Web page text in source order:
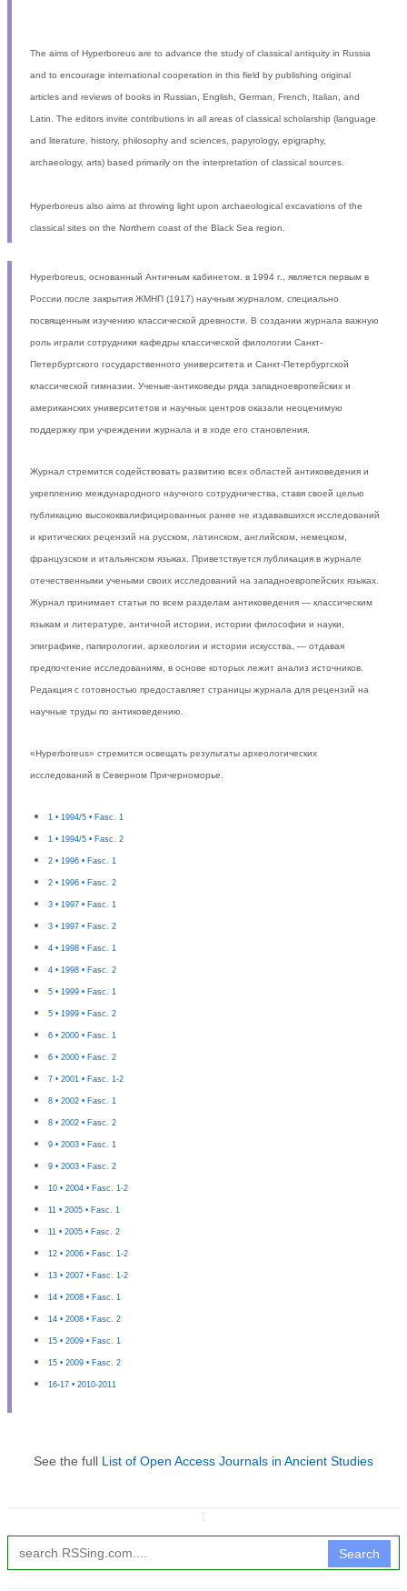
The aims of Hyperboreus are to advance the study of classical antiquity in Russia
and to encourage international cooperation in this field by publishing original
articles and reviews of books in Russian, English, German, French, Italian, and
Latin. The editors invite contributions in all areas of classical scholarship (language
and literature, history, philosophy and sciences, papyrology, epigraphy,
archaeology, arts) based primarily on the interpretation of classical sources.
Hyperboreus also aims at throwing light upon archaeological excavations of the
classical sites on the Northern coast of the Black Sea region.
Hyperboreus, основанный Античным кабинетом. в 1994 г., является первым в
России после закрытия ЖМНП (1917) научным журналом, специально
посвященным изучению классической древности. В создании журнала важную
роль играли сотрудники кафедры классической филологии Санкт-
Петербургского государственного университета и Санкт-Петербургской
классической гимназии. Ученые-антиковеды ряда западноевропейских и
американских университетов и научных центров оказали неоценимую
поддержку при учреждении журнала и в ходе его становления.
Журнал стремится содействовать развитию всех областей антиковедения и
укреплению международного научного сотрудничества, ставя своей целью
публикацию высококвалифицированных ранее не издававшихся исследований
и критических рецензий на русском, латинском, английском, немецком,
французском и итальянском языках. Приветствуется публикация в журнале
отечественными учеными своих исследований на западноевропейских языках.
Журнал принимает статьи по всем разделам антиковедения — классическим
языкам и литературе, античной истории, истории философии и науки,
эпиграфике, папирологии, археологии и истории искусства, — отдавая
предпочтение исследованиям, в основе которых лежит анализ источников.
Редакция с готовностью предоставляет страницы журнала для рецензий на
научные труды по антиковедению.
«Hyperboreus» стремится освещать результаты археологических
исследований в Северном Причерноморье.
1 • 1994/5 • Fasc. 1
1 • 1994/5 • Fasc. 2
2 • 1996 • Fasc. 1
2 • 1996 • Fasc. 2
3 • 1997 • Fasc. 1
3 • 1997 • Fasc. 2
4 • 1998 • Fasc. 1
4 • 1998 • Fasc. 2
5 • 1999 • Fasc. 1
5 • 1999 • Fasc. 2
6 • 2000 • Fasc. 1
6 • 2000 • Fasc. 2
7 • 2001 • Fasc. 1-2
8 • 2002 • Fasc. 1
8 • 2002 • Fasc. 2
9 • 2003 • Fasc. 1
9 • 2003 • Fasc. 2
10 • 2004 • Fasc. 1-2
11 • 2005 • Fasc. 1
11 • 2005 • Fasc. 2
12 • 2006 • Fasc. 1-2
13 • 2007 • Fasc. 1-2
14 • 2008 • Fasc. 1
14 • 2008 • Fasc. 2
15 • 2009 • Fasc. 1
15 • 2009 • Fasc. 2
16-17 • 2010-2011
See the full List of Open Access Journals in Ancient Studies
Search